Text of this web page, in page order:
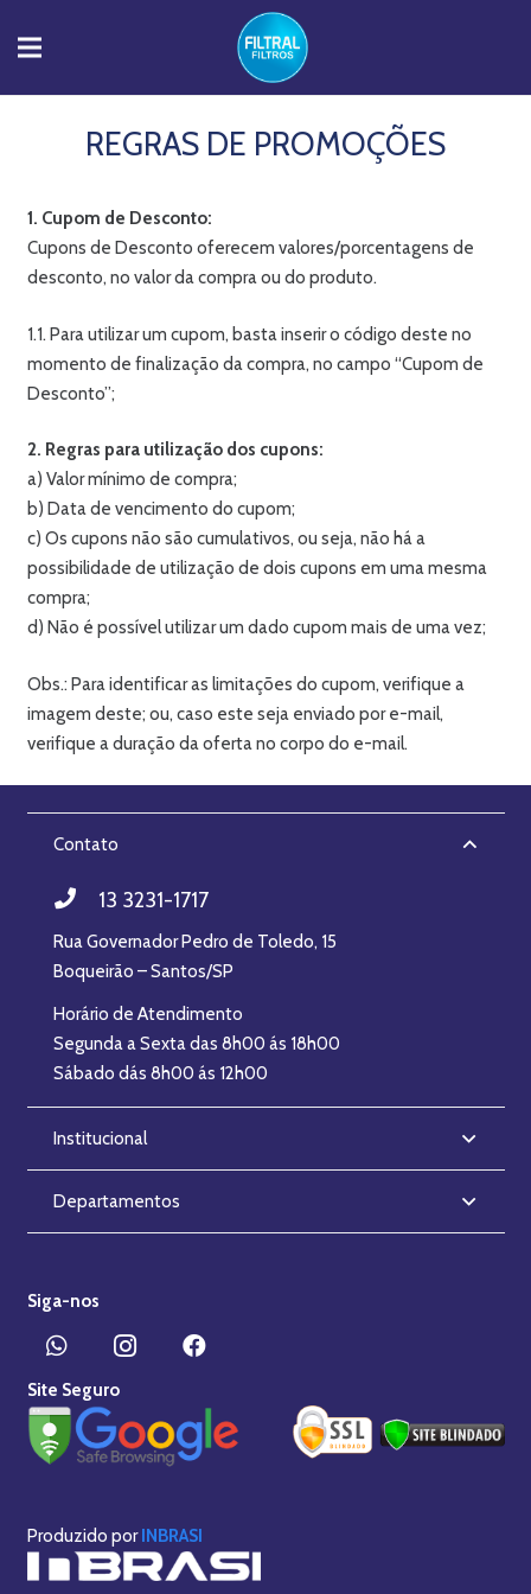
REGRAS DE PROMOÇÕES
1. Cupom de Desconto:
Cupons de Desconto oferecem valores/porcentagens de
desconto, no valor da compra ou do produto.
1.1. Para utilizar um cupom, basta inserir o código deste no
momento de finalização da compra, no campo “Cupom de
Desconto”;
2. Regras para utilização dos cupons:
a) Valor mínimo de compra;
b) Data de vencimento do cupom;
c) Os cupons não são cumulativos, ou seja, não há a
possibilidade de utilização de dois cupons em uma mesma
compra;
d) Não é possível utilizar um dado cupom mais de uma vez;
Obs.: Para identificar as limitações do cupom, verifique a
imagem deste; ou, caso este seja enviado por e-mail,
verifique a duração da oferta no corpo do e-mail.
Contato
13 3231-1717
Rua Governador Pedro de Toledo, 15
Boqueirão – Santos/SP
Horário de Atendimento
Segunda a Sexta das 8h00 ás 18h00
Sábado dás 8h00 ás 12h00
Institucional
Departamentos
Siga-nos
Site Seguro
Produzido porINBRASI